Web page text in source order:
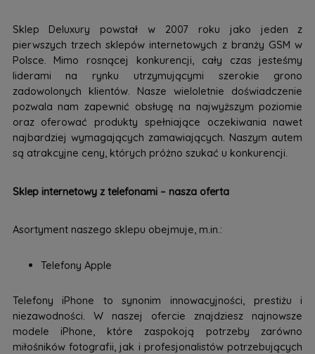
Sklep Deluxury powstał w 2007 roku jako jeden z
pierwszych trzech sklepów internetowych z branży GSM w
Polsce. Mimo rosnącej konkurencji, cały czas jesteśmy
liderami na rynku utrzymującymi szerokie grono
zadowolonych klientów. Nasze wieloletnie doświadczenie
pozwala nam zapewnić obsługę na najwyższym poziomie
oraz oferować produkty spełniające oczekiwania nawet
najbardziej wymagających zamawiających. Naszym autem
są atrakcyjne ceny, których próżno szukać u konkurencji.
Sklep internetowy z telefonami – nasza oferta
Asortyment naszego sklepu obejmuje, m.in.:
Telefony Apple
Telefony iPhone to synonim innowacyjności, prestiżu i
niezawodności. W naszej ofercie znajdziesz najnowsze
modele iPhone, które zaspokoją potrzeby zarówno
miłośników fotografii, jak i profesjonalistów potrzebujących